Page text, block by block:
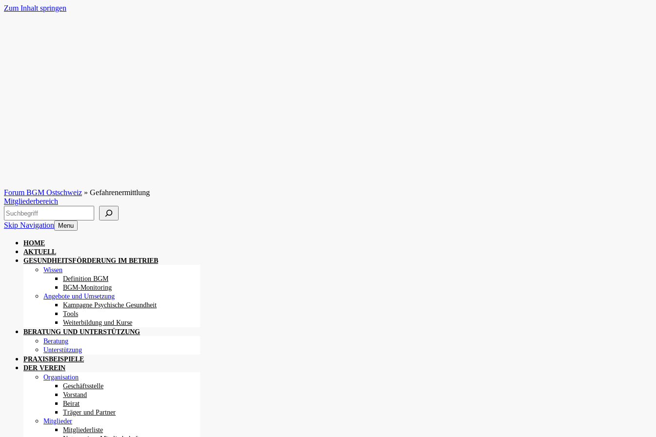
Zum Inhalt springen
Forum BGM Ostschweiz » Gefahrenermittlung
Mitgliederbereich
Suchen
Skip Navigation
Menu
HOME
AKTUELL
GESUNDHEITSFÖRDERUNG IM BETRIEB
Wissen
Definition BGM
BGM-Monitoring
Angebote und Umsetzung
Kampagne Psychische Gesundheit
Tools
Weiterbildung und Kurse
BERATUNG UND UNTERSTÜTZUNG
Beratung
Unterstützung
PRAXISBEISPIELE
DER VEREIN
Organisation
Geschäftsstelle
Vorstand
Beirat
Träger und Partner
Mitglieder
Mitgliederliste